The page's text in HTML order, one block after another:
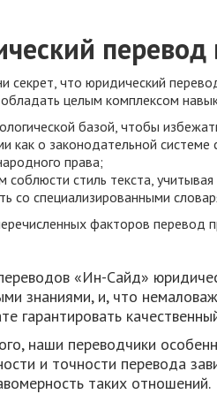
перевод
секрет, что юридический
целым комплексом
базой, чтобы
как о законодательной
права;
соблюсти стиль текста,
со специализированными
факторов перевод
«Ин-Сайд»
знаниями, и, что
гарантировать
наши переводчики
и точности перевода
таких отношений.